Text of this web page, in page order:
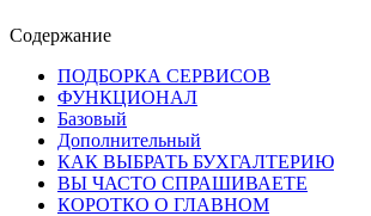
Содержание
ПОДБОРКА СЕРВИСОВ
ФУНКЦИОНАЛ
Базовый
Дополнительный
КАК ВЫБРАТЬ БУХГАЛТЕРИЮ
ВЫ ЧАСТО СПРАШИВАЕТЕ
КОРОТКО О ГЛАВНОМ